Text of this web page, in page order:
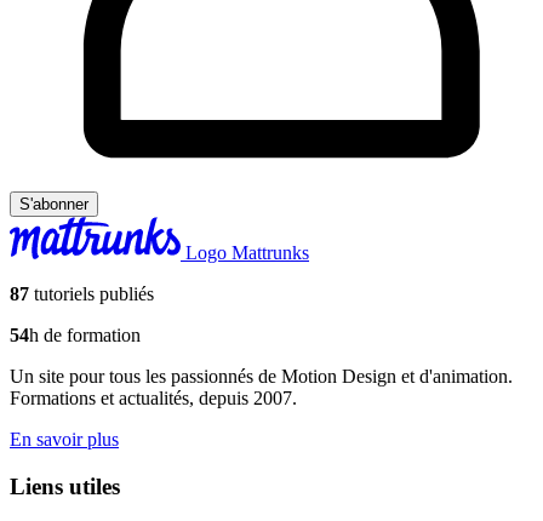
S'abonner
Logo Mattrunks
87 tutoriels publiés
54h de formation
Un site pour tous les passionnés de Motion Design et d'animation.
Formations et actualités, depuis 2007.
En savoir plus
Liens utiles